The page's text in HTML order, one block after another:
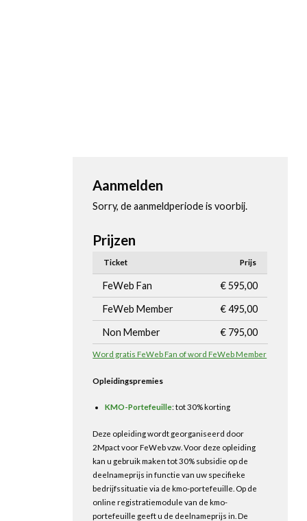
Aanmelden
Sorry, de aanmeldperiode is voorbij.
Prijzen
Ticket Prijs
FeWeb Fan
€ 595,00
FeWeb Member
€ 495,00
Non Member
€ 795,00
Word gratis FeWeb Fan of word FeWeb Member
Opleidingspremies
KMO-Portefeuille: tot 30% korting
Deze opleiding wordt georganiseerd door
2Mpact voor FeWeb vzw. Voor deze opleiding
kan u gebruik maken tot 30% subsidie op de
deelnameprijs in functie van uw specifieke
bedrijfssituatie via de kmo-portefeuille. Op de
online registratiemodule van de kmo-
portefeuille geeft u de deelnameprijs in. De